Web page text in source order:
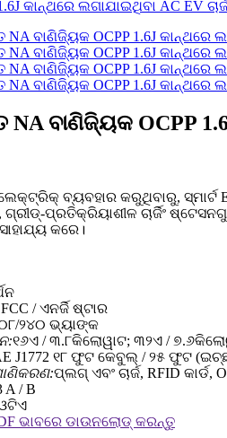
ବାଣିଜ୍ୟିକ OCPP
ବ୍ୟବହାର କରୁଥିବାରୁ, ସ୍ମାର୍ଟ
ଗ୍ରୀଡ୍-ପ୍ରତିକ୍ରିୟାଶୀଳ ଚାର୍ଜିଂ
କରେ।
/ ଏନର୍ଜି ଷ୍ଟାର
୨୪୦ ଭ୍ୟାଙ୍କ
୧୬ଏ / ୩.୮କିଲୋୱାଟ; ୩୨ଏ /
J1772 ୧୮ ଫୁଟ କେବୁଲ୍ / ୨୫ ଫୁଟ
ପ୍ଲଗ୍ ଏବଂ ଚାର୍ଜ, RFID କାର୍ଡ,
A / B
ଭାବରେ ଡାଉନଲୋଡ୍ କରନ୍ତୁ